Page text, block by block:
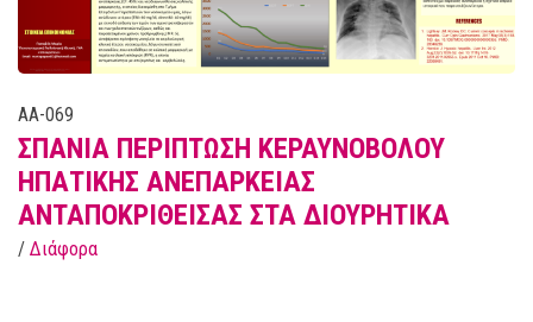
AA-069
ΣΠΑΝΙΑ ΠΕΡΙΠΤΩΣΗ ΚΕΡΑΥΝΟΒΟΛΟΥ
ΗΠΑΤΙΚΗΣ ΑΝΕΠΑΡΚΕΙΑΣ
ΑΝΤΑΠΟΚΡΙΘΕΙΣΑΣ ΣΤΑ ΔΙΟΥΡΗΤΙΚΑ
/ Διάφορα